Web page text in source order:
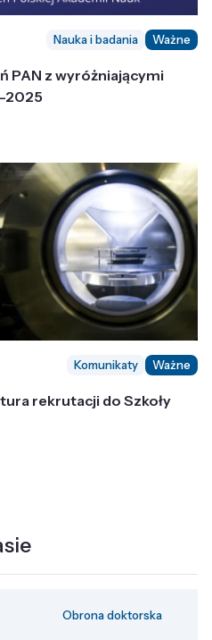
Nauka i badania Ważne
PAN z wyróżniającymi
2025
Komunikaty Ważne
rekrutacji do Szkoły
Obrona doktorska